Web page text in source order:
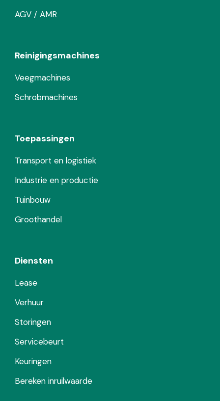
AGV / AMR
Reinigingsmachines
Veegmachines
Schrobmachines
Toepassingen
Transport en logistiek
Industrie en productie
Tuinbouw
Groothandel
Diensten
Lease
Verhuur
Storingen
Servicebeurt
Keuringen
Bereken inruilwaarde